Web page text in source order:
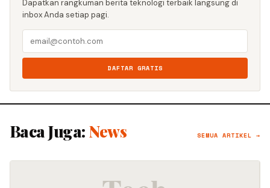
Dapatkan rangkuman berita teknologi terbaik langsung di
inbox Anda setiap pagi.
DAFTAR GRATIS
Baca Juga: News SEMUA ARTIKEL →